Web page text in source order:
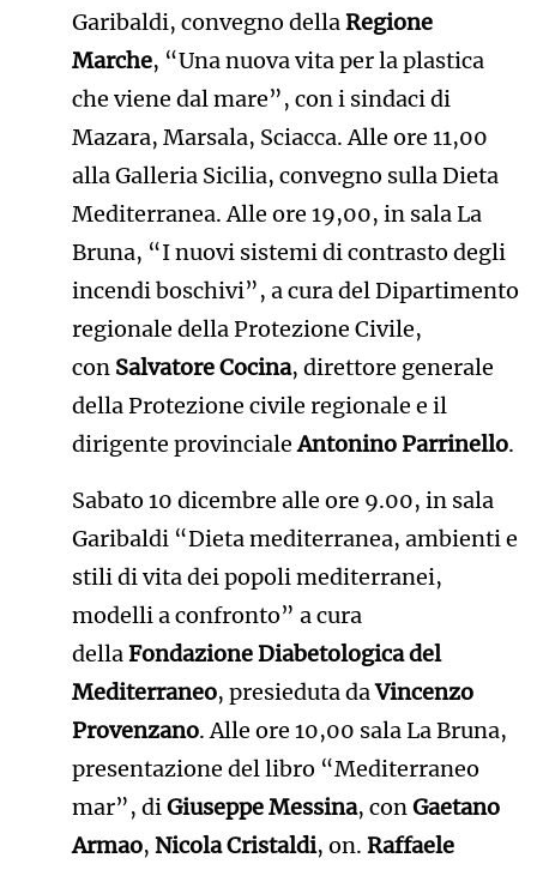
Garibaldi, convegno dellaRegione
Marche, “Una nuova vita per la plastica
che viene dal mare”, con i sindaci di
Mazara, Marsala, Sciacca. Alle ore 11,00
alla Galleria Sicilia, convegno sulla Dieta
Mediterranea. Alle ore 19,00, in sala La
Bruna, “I nuovi sistemi di contrasto degli
incendi boschivi”, a cura del Dipartimento
regionale della Protezione Civile,
con Salvatore Cocina, direttore generale
della Protezione civile regionale e il
dirigente provincialeAntonino Parrinello.
Sabato 10 dicembre alle ore 9.00, in sala
Garibaldi “Dieta mediterranea, ambienti e
stili di vita dei popoli mediterranei,
modelli a confronto” a cura
dellaFondazione Diabetologica del
Mediterraneo, presieduta daVincenzo
Provenzano. Alle ore 10,00 sala La Bruna,
presentazione del libro “Mediterraneo
mar”, diGiuseppe Messina, conGaetano
Armao, Nicola Cristaldi, on. Raffaele